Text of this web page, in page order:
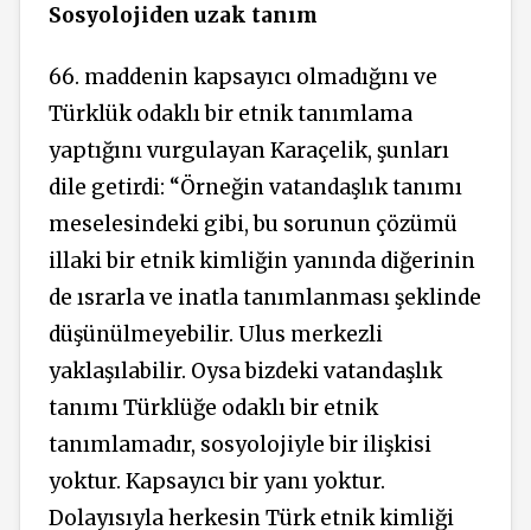
Sosyolojiden uzak tanım
66. maddenin kapsayıcı olmadığını ve
Türklük odaklı bir etnik tanımlama
yaptığını vurgulayan Karaçelik, şunları
dile getirdi: “Örneğin vatandaşlık tanımı
meselesindeki gibi, bu sorunun çözümü
illaki bir etnik kimliğin yanında diğerinin
de ısrarla ve inatla tanımlanması şeklinde
düşünülmeyebilir. Ulus merkezli
yaklaşılabilir. Oysa bizdeki vatandaşlık
tanımı Türklüğe odaklı bir etnik
tanımlamadır, sosyolojiyle bir ilişkisi
yoktur. Kapsayıcı bir yanı yoktur.
Dolayısıyla herkesin Türk etnik kimliği